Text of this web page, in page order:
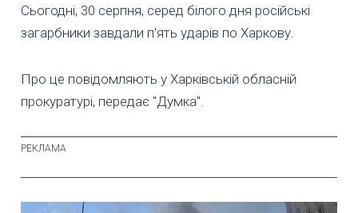
Сьогодні, 30 серпня, серед білого дня російські
загарбники завдали п'ять ударів по Харкову.
Про це повідомляють у Харківській обласній
прокуратурі, передає "Думка".